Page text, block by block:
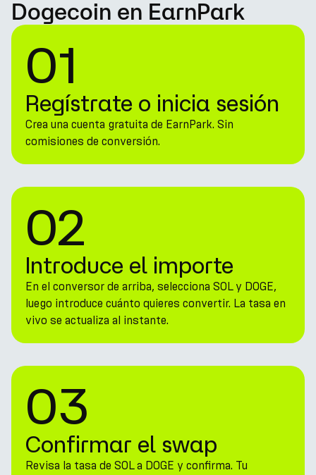
Dogecoin en EarnPark
01
Regístrate o inicia sesión
Crea una cuenta gratuita de EarnPark. Sin
comisiones de conversión.
02
Introduce el importe
En el conversor de arriba, selecciona SOL y DOGE,
luego introduce cuánto quieres convertir. La tasa en
vivo se actualiza al instante.
03
Confirmar el swap
Revisa la tasa de SOL a DOGE y confirma. Tu